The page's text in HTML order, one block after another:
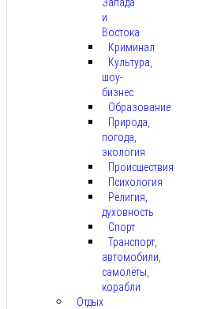
и
Востока
Криминал
Культура,
шоу-
бизнес
Образование
Природа,
погода,
экология
Происшествия
Психология
Религия,
духовность
Спорт
Транспорт,
автомобили,
самолёты,
корабли
Отдых